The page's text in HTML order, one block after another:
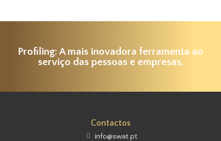
Profiling: A mais inovadora ferramenta ao
serviço das pessoas e empresas.
Contactos
info@swat.pt